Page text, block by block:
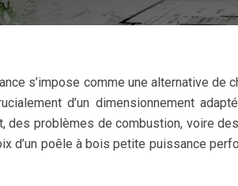
s’impose comme une alternative de
d’un dimensionnement
des problèmes de combustion, voire
d’un poêle à bois petite puissance